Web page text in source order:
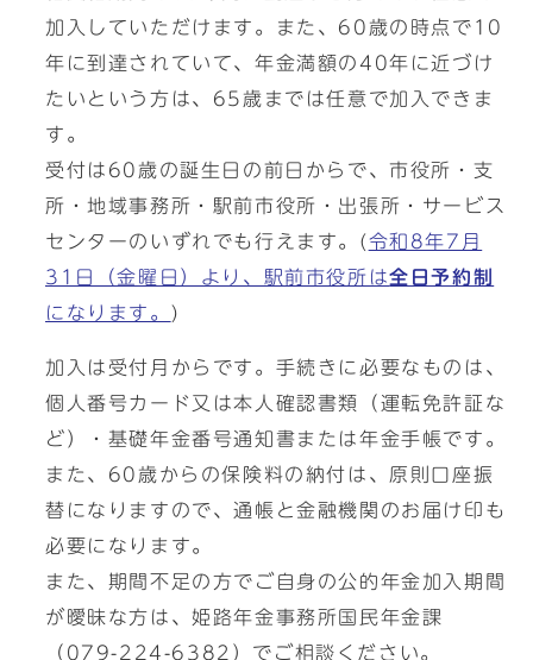
加入していただけます。また、60歳の時点で10
年に到達されていて、年金満額の40年に近づけ
たいという方は、65歳までは任意で加入できま
す。
受付は60歳の誕生日の前日からで、市役所・支
所・地域事務所・駅前市役所・出張所・サービス
センターのいずれでも行えます。(令和8年7月
31日（金曜日）より、駅前市役所は全日予約制
になります。 )
加入は受付月からです。手続きに必要なものは、
個人番号カード又は本人確認書類（運転免許証な
ど）・基礎年金番号通知書または年金手帳です。
また、60歳からの保険料の納付は、原則口座振
替になりますので、通帳と金融機関のお届け印も
必要になります。
また、期間不足の方でご自身の公的年金加入期間
が曖昧な方は、姫路年金事務所国民年金課
（079-224-6382）でご相談ください。